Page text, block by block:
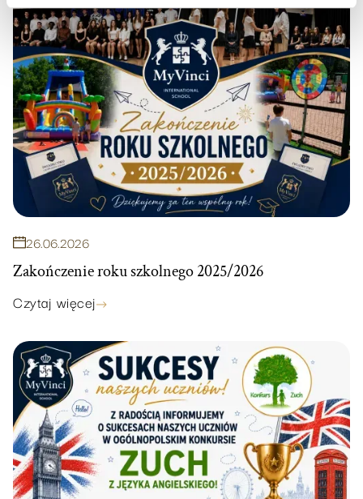
26.06.2026
Zakończenie roku szkolnego 2025/2026
Czytaj więcej